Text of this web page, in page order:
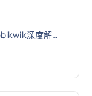
深度解…